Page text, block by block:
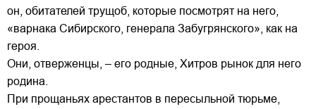
он, обитателей трущоб, которые посмотрят на него,
«варнака Сибирского, генерала Забугрянского», как на
героя.
Они, отверженцы, – его родные, Хитров рынок для него
родина.
При прощаньях арестантов в пересыльной тюрьме,